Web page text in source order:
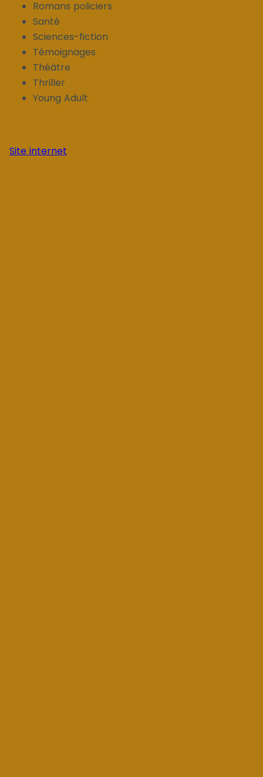
Romans policiers
Santé
Sciences-fiction
Témoignages
Théâtre
Thriller
Young Adult
Site internet